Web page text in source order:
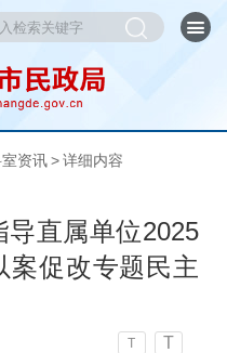
资讯 > 详细内容
直属单位2025
案促改专题民主
T T